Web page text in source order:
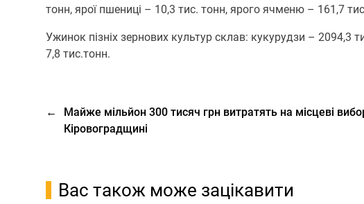
тонн, ярої пшениці – 10,3 тис. тонн, ярого ячменю – 161,7
Ужинок пізніх зернових культур склав: кукурудзи – 2094,3
7,8 тис.тонн.
←
Майже мільйон 300 тисяч грн витратять на місцеві
Кіровоградщині
Вас також може зацікавити